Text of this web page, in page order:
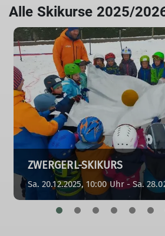
Alle Skikurse 2025/
ZWERGERL-SKIKURS
Sa. 20.12.2025, 10:00 Uhr - Sa.